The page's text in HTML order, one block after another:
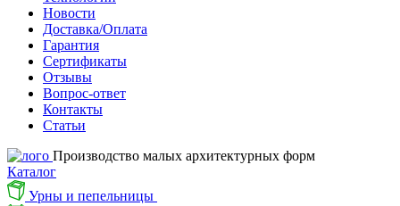
Новости
Доставка/Оплата
Гарантия
Сертификаты
Отзывы
Вопрос-ответ
Контакты
Статьи
Производство малых архитектурных форм
Каталог
Урны и пепельницы